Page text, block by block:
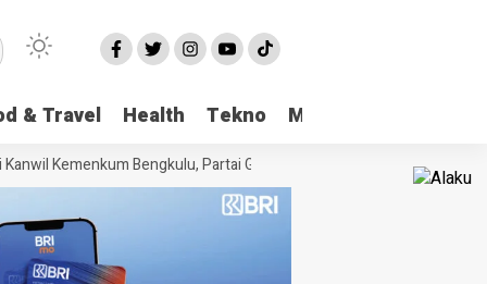
& Travel Health Tekno More
Kemenkum Bengkulu, Partai Gerakan Rakyat Provinsi Bengkulu